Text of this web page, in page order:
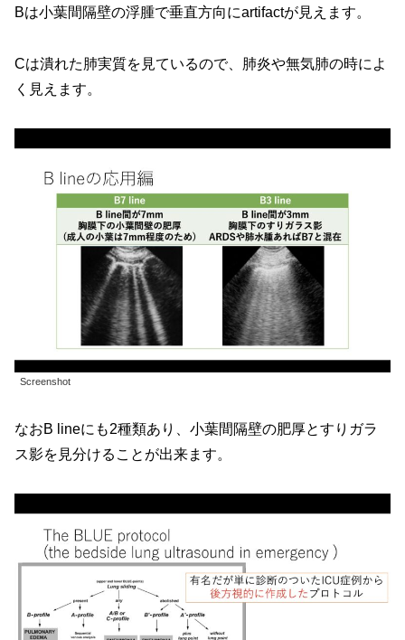
Bは小葉間隔壁の浮腫で垂直方向にartifactが見えます。
Cは潰れた肺実質を見ているので、肺炎や無気肺の時によ
く見えます。
Screenshot
なおB lineにも2種類あり、小葉間隔壁の肥厚とすりガラ
ス影を見分けることが出来ます。